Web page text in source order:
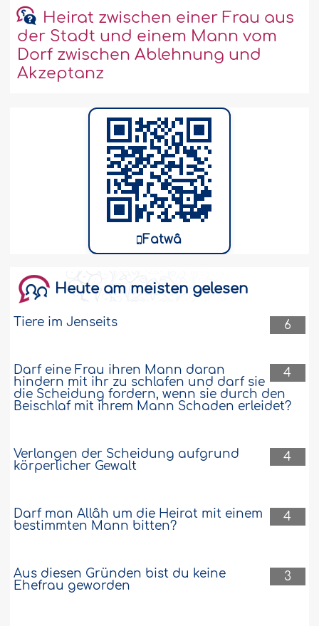
Heirat zwischen einer Frau aus
der Stadt und einem Mann vom
Dorf zwischen Ablehnung und
Akzeptanz
Fatwâ
Heute am meisten gelesen
6
Tiere im Jenseits
4
Darf eine Frau ihren Mann daran
hindern mit ihr zu schlafen und darf sie
die Scheidung fordern, wenn sie durch den
Beischlaf mit ihrem Mann Schaden erleidet?
4
Verlangen der Scheidung aufgrund
körperlicher Gewalt
4
Darf man Allâh um die Heirat mit einem
bestimmten Mann bitten?
3
Aus diesen Gründen bist du keine
Ehefrau geworden